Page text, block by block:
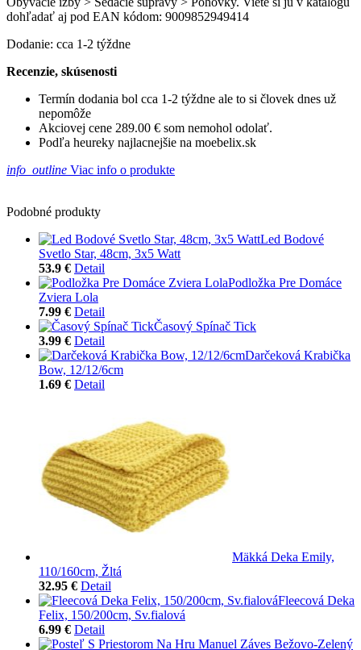
dohľadať aj pod EAN kódom: 9009852949414
Dodanie: cca 1-2 týždne
Recenzie, skúsenosti
Termín dodania bol cca 1-2 týždne ale to si človek dnes už
nepomôže
Akciovej cene 289.00 € som nemohol odolať.
Podľa heureky najlacnejšie na moebelix.sk
info_outline Viac info o produkte
Podobné produkty
Led Bodové
Svetlo Star, 48cm, 3x5 Watt
53.9 € Detail
Podložka Pre Domáce
Zviera Lola
7.99 € Detail
Časový Spínač Tick
3.99 € Detail
Darčeková Krabička
Bow, 12/12/6cm
1.69 € Detail
Mäkká Deka Emily,
110/160cm, Žltá
32.95 € Detail
Fleecová Deka
Felix, 150/200cm, Sv.fialová
6.99 € Detail